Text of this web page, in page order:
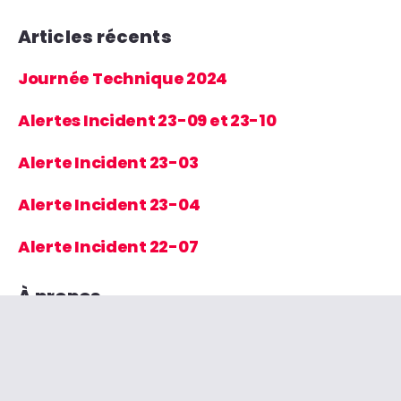
Articles récents
Journée Technique 2024
Alertes Incident 23-09 et 23-10
Alerte Incident 23-03
Alerte Incident 23-04
Alerte Incident 22-07
À propos